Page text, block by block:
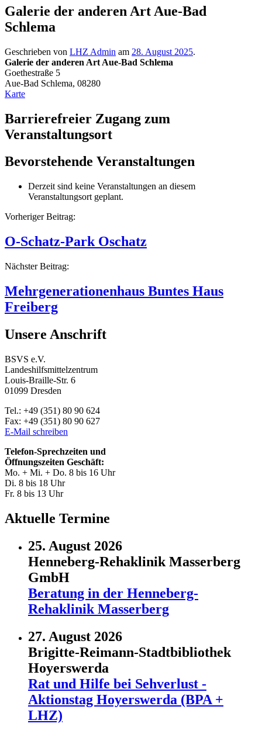
Galerie der anderen Art Aue-Bad
Schlema
Geschrieben von LHZ Admin am 28. August 2025.
Galerie der anderen Art Aue-Bad Schlema
Goethestraße 5
Aue-Bad Schlema, 08280
KarteGalerie
anderen
Art
Aue-
Schlema
Barrierefreier Zugang zum
Veranstaltungsort
Bevorstehende Veranstaltungen
Derzeit sind keine Veranstaltungen an diesem
Veranstaltungsort geplant.
Beitragsnavigation
Vorheriger Beitrag:
O-Schatz-Park Oschatz
Nächster Beitrag:
Mehrgenerationenhaus Buntes Haus
Freiberg
Unsere Anschrift
BSVS e.V.
Landeshilfsmittelzentrum
Louis-Braille-Str. 6
01099 Dresden
Tel.: +49 (351) 80 90 624
Fax: +49 (351) 80 90 627
E-Mail schreiben
Telefon-Sprechzeiten und
Öffnungszeiten Geschäft:
Mo. + Mi. + Do. 8 bis 16 Uhr
Di. 8 bis 18 Uhr
Fr. 8 bis 13 Uhr
Aktuelle Termine
25. August 2026
Henneberg-Rehaklinik Masserberg
GmbH
Beratung in der Henneberg-
Rehaklinik Masserberg
27. August 2026
Brigitte-Reimann-Stadtbibliothek
Hoyerswerda
Rat und Hilfe bei Sehverlust -
Aktionstag Hoyerswerda (BPA +
LHZ)